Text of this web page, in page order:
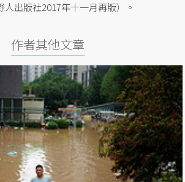
出版社2017年十一月再版）。
作者其他文章